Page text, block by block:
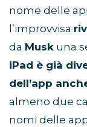
nome delle
l’improvvisa
da Musk una
iPad è già
dell’app
almeno due
nomi delle